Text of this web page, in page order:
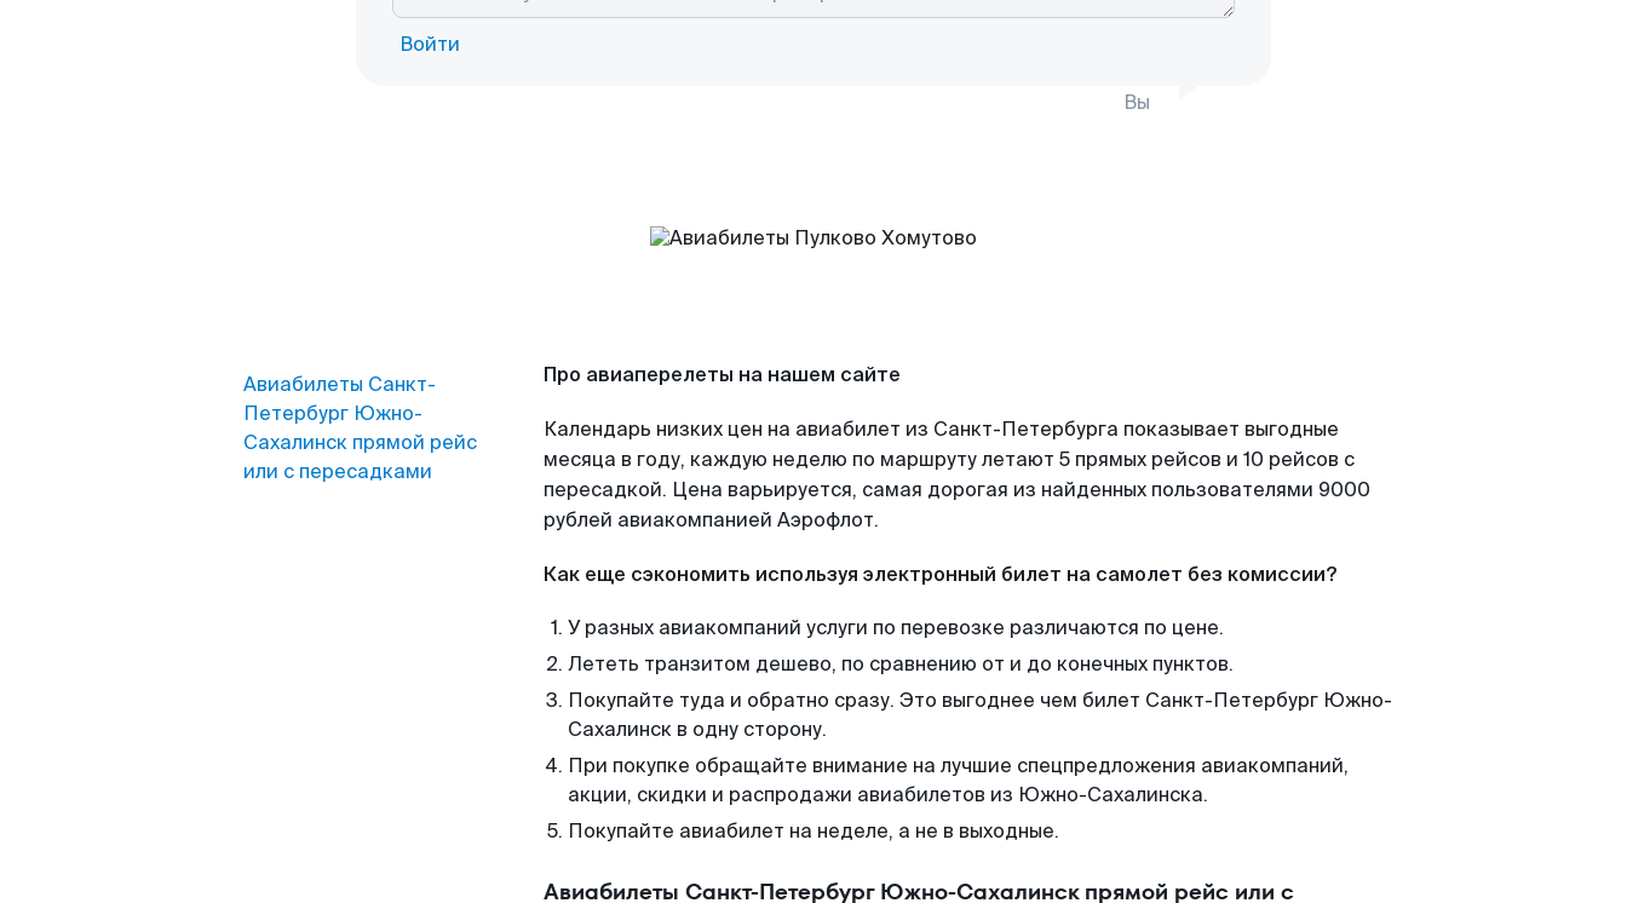
Войти
Вы
Авиабилеты Санкт-
Петербург Южно-
Сахалинск прямой рейс
или с пересадками
Про авиаперелеты на нашем сайте
Календарь низких цен на авиабилет из Санкт-Петербурга показывает выгодные
месяца в году, каждую неделю по маршруту летают 5 прямых рейсов и 10 рейсов с
пересадкой. Цена варьируется, самая дорогая из найденных пользователями 9000
рублей авиакомпанией Аэрофлот.
Как еще сэкономить используя электронный билет на самолет без комиссии?
У разных авиакомпаний услуги по перевозке различаются по цене.
Лететь транзитом дешево, по сравнению от и до конечных пунктов.
Покупайте туда и обратно сразу. Это выгоднее чем билет Санкт-Петербург Южно-
Сахалинск в одну сторону.
При покупке обращайте внимание на лучшие спецпредложения авиакомпаний,
акции, скидки и распродажи авиабилетов из Южно-Сахалинска.
Покупайте авиабилет на неделе, а не в выходные.
Авиабилеты Санкт-Петербург Южно-Сахалинск прямой рейс или с